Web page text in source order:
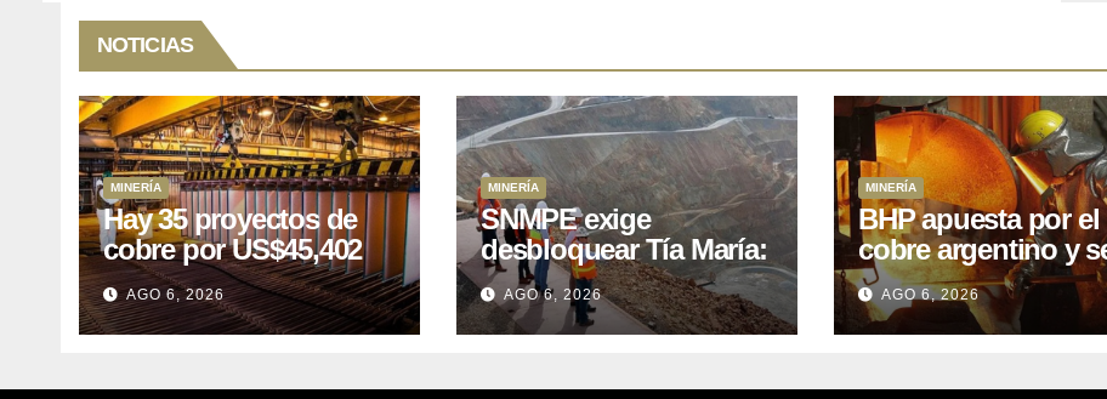
NOTICIAS
MINERÍA
Hay 35 proyectos de
cobre por US$45,402
millones que Perú
puede aprovechar
AGO 6, 2026
MINERÍA
SNMPE exige
desbloquear Tía María:
el proyecto de
US$1.400M que Perú
lleva 15 años
AGO 6, 2026
MINERÍA
BHP apuesta por el
cobre argentino y
acuerdo con
para siete proyecto
AGO 6, 2026